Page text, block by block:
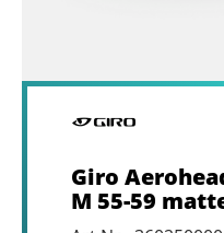
Giro
M 55-59